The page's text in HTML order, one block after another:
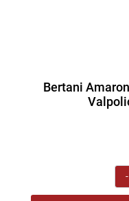
Bertani